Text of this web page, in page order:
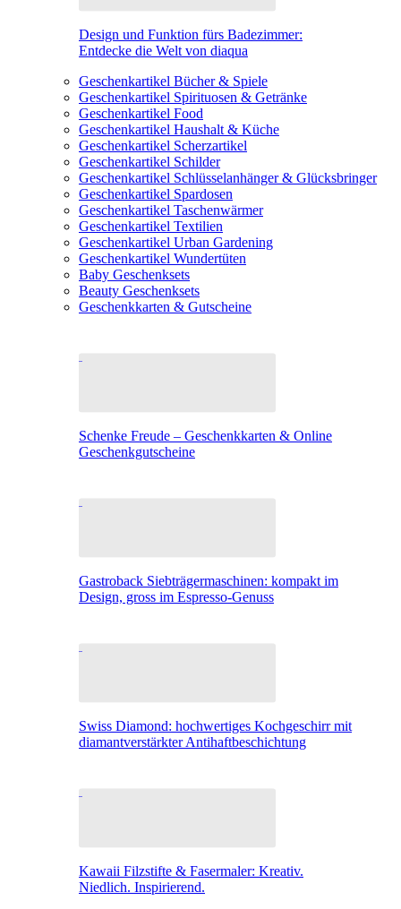
Design und Funktion fürs Badezimmer:
Entdecke die Welt von diaqua
Geschenkartikel Bücher & Spiele
Geschenkartikel Spirituosen & Getränke
Geschenkartikel Food
Geschenkartikel Haushalt & Küche
Geschenkartikel Scherzartikel
Geschenkartikel Schilder
Geschenkartikel Schlüsselanhänger & Glücksbringer
Geschenkartikel Spardosen
Geschenkartikel Taschenwärmer
Geschenkartikel Textilien
Geschenkartikel Urban Gardening
Geschenkartikel Wundertüten
Baby Geschenksets
Beauty Geschenksets
Geschenkkarten & Gutscheine
Schenke Freude – Geschenkkarten & Online
Geschenkgutscheine
Gastroback Siebträgermaschinen: kompakt im
Design, gross im Espresso-Genuss
Swiss Diamond: hochwertiges Kochgeschirr mit
diamantverstärkter Antihaftbeschichtung
Kawaii Filzstifte & Fasermaler: Kreativ.
Niedlich. Inspirierend.